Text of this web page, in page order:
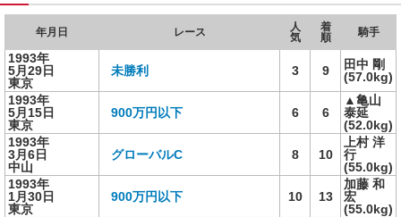
年月日 レース
人
気
着
順
騎手
1993年
5月29日
東京
未勝利 3 9
田中 剛
(57.0kg)
1993年
5月15日
東京
900万円以下 6 6
▲亀山
泰延
(52.0kg)
1993年
3月6日
中山
グローバルC 8 10
上村 洋
行
(55.0kg)
1993年
1月30日
東京
900万円以下 10 13
加藤 和
宏
(55.0kg)